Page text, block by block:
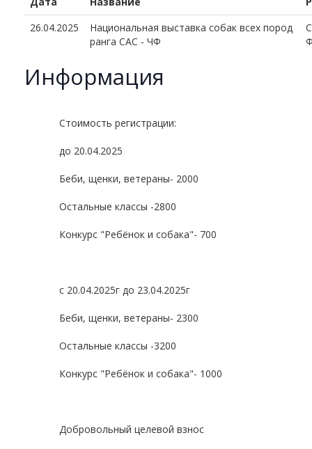
26.04.2025
Национальная выставка собак всех пород
ранга САС - ЧФ
Информация
Стоимость регистрации:
до 20.04.2025
Беби, щенки, ветераны- 2000
Остальные классы -2800
Конкурс "Ребёнок и собака"- 700
c 20.04.2025г до 23.04.2025г
Беби, щенки, ветераны- 2300
Остальные классы -3200
Конкурс "Ребёнок и собака"- 1000
Добровольный целевой взнос